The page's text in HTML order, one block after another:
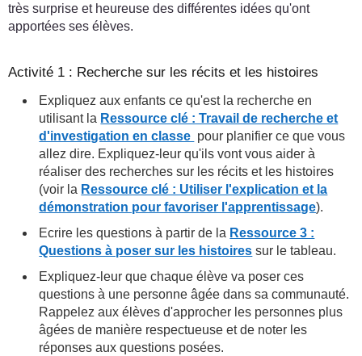
très surprise et heureuse des différentes idées qu'ont
apportées ses élèves.
Activité 1 : Recherche sur les récits et les histoires
Expliquez aux enfants ce qu'est la recherche en
utilisant la Ressource clé : Travail de recherche et
d'investigation en classe pour planifier ce que vous
allez dire. Expliquez-leur qu'ils vont vous aider à
réaliser des recherches sur les récits et les histoires
(voir la Ressource clé : Utiliser l'explication et la
démonstration pour favoriser l'apprentissage).
Ecrire les questions à partir de la Ressource 3 :
Questions à poser sur les histoires sur le tableau.
Expliquez-leur que chaque élève va poser ces
questions à une personne âgée dans sa communauté.
Rappelez aux élèves d'approcher les personnes plus
âgées de manière respectueuse et de noter les
réponses aux questions posées.